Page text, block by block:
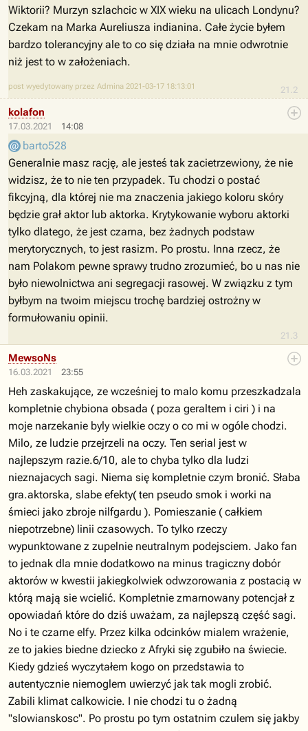
21.2
Wiktorii? Murzyn szlachcic w XIX wieku na ulicach Londynu?
Czekam na Marka Aureliusza indianina. Całe życie byłem
bardzo tolerancyjny ale to co się działa na mnie odwrotnie
niż jest to w założeniach.
post wyedytowany przez Admina 2021-03-17 18:13:01
17.03.2021 14:08
21.3
kolafon
barto528
Generalnie masz rację, ale jesteś tak zacietrzewiony, że nie
widzisz, że to nie ten przypadek. Tu chodzi o postać
fikcyjną, dla której nie ma znaczenia jakiego koloru skóry
będzie grał aktor lub aktorka. Krytykowanie wyboru aktorki
tylko dlatego, że jest czarna, bez żadnych podstaw
merytorycznych, to jest rasizm. Po prostu. Inna rzecz, że
nam Polakom pewne sprawy trudno zrozumieć, bo u nas nie
było niewolnictwa ani segregacji rasowej. W związku z tym
byłbym na twoim miejscu trochę bardziej ostrożny w
formułowaniu opinii.
16.03.2021 23:55
MewsoNs
Heh zaskakujące, ze wcześniej to malo komu przeszkadzala
kompletnie chybiona obsada ( poza geraltem i ciri ) i na
moje narzekanie byly wielkie oczy o co mi w ogóle chodzi.
Milo, ze ludzie przejrzeli na oczy. Ten serial jest w
najlepszym razie.6/10, ale to chyba tylko dla ludzi
nieznajacych sagi. Niema się kompletnie czym bronić. Słaba
gra.aktorska, slabe efekty( ten pseudo smok i worki na
śmieci jako zbroje nilfgardu ). Pomieszanie ( całkiem
niepotrzebne) linii czasowych. To tylko rzeczy
wypunktowane z zupelnie neutralnym podejsciem. Jako fan
to jednak dla mnie dodatkowo na minus tragiczny dobór
aktorów w kwestii jakiegkolwiek odwzorowania z postacią w
którą mają sie wcielić. Kompletnie zmarnowany potencjał z
opowiadań które do dziś uważam, za najlepszą część sagi.
No i te czarne elfy. Przez kilka odcinków mialem wrażenie,
ze to jakies biedne dziecko z Afryki się zgubiło na świecie.
Kiedy gdzieś wyczytałem kogo on przedstawia to
autentycznie niemoglem uwierzyć jak tak mogli zrobić.
Zabili klimat calkowicie. I nie chodzi tu o żadną
"slowianskosc". Po prostu po tym ostatnim czulem się jakby